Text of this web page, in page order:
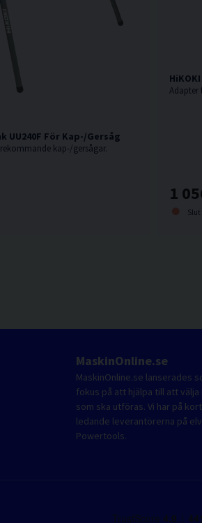
UU240F För Kap-/Gersåg
kap-/gersågar.
Adapter
1
Slut
MaskinOnline.se
MaskinOnline.se lanserades
fokus på att hjälpa till att
som ska utföras. Vi har på
ledande leverantörerna på
Powertools.